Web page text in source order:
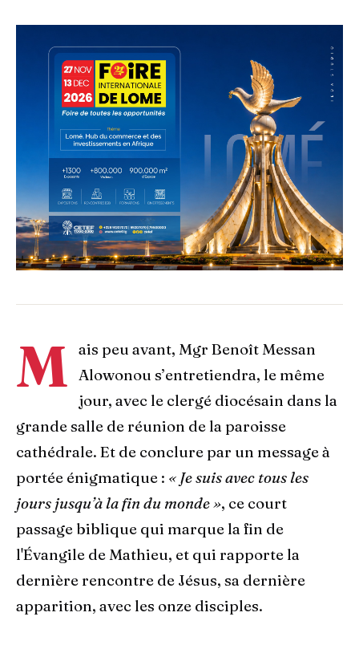
M
ais peu avant, Mgr Benoît Messan
Alowonou s’entretiendra, le même
jour, avec le clergé diocésain dans la
grande salle de réunion de la paroisse
cathédrale. Et de conclure par un message à
portée énigmatique : « Je suis avec tous les
jours jusqu’à la fin du monde », ce court
passage biblique qui marque la fin de
l'Évangile de Mathieu, et qui rapporte la
dernière rencontre de Jésus, sa dernière
apparition, avec les onze disciples.